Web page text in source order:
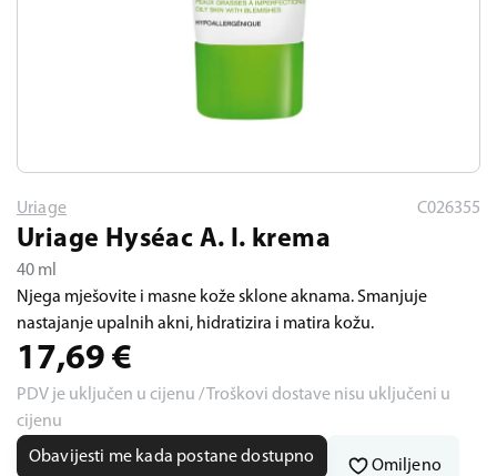
Uriage C026355
Uriage Hyséac A. I. krema
40 ml
Njega mješovite i masne kože sklone aknama. Smanjuje
nastajanje upalnih akni, hidratizira i matira kožu.
17,69 €
PDV je uključen u cijenu / Troškovi dostave nisu uključeni u
cijenu
Obavijesti me kada postane dostupno
Omiljeno